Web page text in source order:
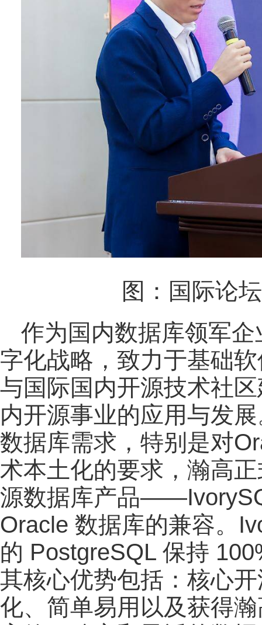
图：国际论
作为国内数据库领军
字化战略，致力于基础
与国际国内开源技术社
内开源事业的应用与发
数据库需求，特别是对
术本土化的要求，瀚高
源数据库产品
Oracle 数据库的兼容。
的 PostgreSQL 保持
其核心优势包括：核心
化、简单易用以及获得